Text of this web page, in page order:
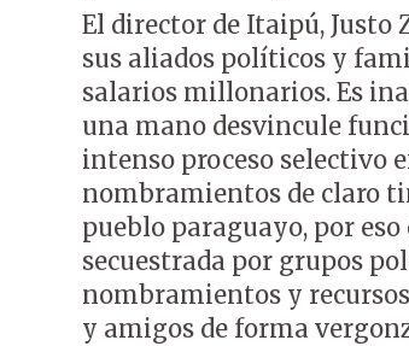
El director de Itaipú, Justo
sus aliados políticos y
salarios millonarios. Es
una mano desvincule
intenso proceso selectivo
nombramientos de claro
pueblo paraguayo, por
secuestrada por grupos
nombramientos y
y amigos de forma